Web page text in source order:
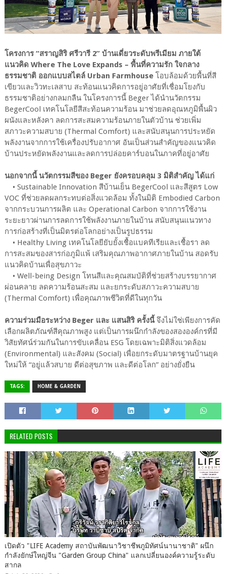
โครงการ “สราญสิริ ศรีวารี 2” บ้านเดี่ยวระดับพรีเมียม ภายใต้
แนวคิด Where The Love Expands – พื้นที่ความรัก ใจกลาง
ธรรมชาติ ออกแบบสไตล์ Urban Farmhouse โอบล้อมด้วยพื้นที่สี
เขียวและวิวทะเลสาบ สะท้อนแนวคิดการอยู่อาศัยที่เชื่อมโยงกับ
ธรรมชาติอย่างกลมกลืน ในโครงการนี้ Beger ได้นำนวัตกรรม
BegerCool เทคโนโลยีสีสะท้อนความร้อน มาช่วยลดอุณหภูมิพื้นผิว
ผนังและหลังคา ลดการสะสมความร้อนภายในตัวบ้าน ช่วยเพิ่ม
สภาวะความสบาย (Thermal Comfort) และสนับสนุนการประหยัด
พลังงานจากการใช้เครื่องปรับอากาศ อันเป็นส่วนสำคัญของแนวคิด
บ้านประหยัดพลังงานและลดการปล่อยคาร์บอนในภาคที่อยู่อาศัย
นอกจากนี้ นวัตกรรมสีของ Beger ยังครอบคลุม 3 มิติสำคัญ ได้แก่
• Sustainable Innovation สีบ้านเย็น BegerCool และสีสูตร Low
VOC ที่ช่วยลดผลกระทบต่อสิ่งแวดล้อม ทั้งในมิติ Embodied Carbon
จากกระบวนการผลิต และ Operational Carbon จากการใช้งาน
ระยะยาวผ่านการลดการใช้พลังงานภายในบ้าน สนับสนุนแนวทาง
การก่อสร้างที่เป็นมิตรต่อโลกอย่างเป็นรูปธรรม
• Healthy Living เทคโนโลยียับยั้งเชื้อแบคทีเรียและเชื้อรา ลด
การสะสมของสารก่อภูมิแพ้ เสริมคุณภาพอากาศภายในบ้าน สอดรับ
แนวคิดบ้านเพื่อสุขภาวะ
• Well-being Design โทนสีและคุณสมบัติที่ช่วยสร้างบรรยากาศ
ผ่อนคลาย ลดความร้อนสะสม และยกระดับสภาวะความสบาย
(Thermal Comfort) เพื่อคุณภาพชีวิตที่ดีในทุกวัน
ความร่วมมือระหว่าง Beger และ แสนสิริ ครั้งนี้ จึงไม่ใช่เพียงการคัด
เลือกผลิตภัณฑ์สีคุณภาพสูง แต่เป็นการผนึกกำลังของสององค์กรที่มี
วิสัยทัศน์ร่วมกันในการขับเคลื่อน ESG โดยเฉพาะมิติสิ่งแวดล้อม
(Environmental) และสังคม (Social) เพื่อยกระดับมาตรฐานบ้านยุค
ใหม่ให้ “อยู่แล้วสบาย ดีต่อสุขภาพ และดีต่อโลก” อย่างยั่งยืน
TAGS: HOME & GARDEN
RELATED POSTS
เปิด​ตัว​ "LIFE Academy สถาบันพัฒนาวิชาชีพภูมิทัศน์นานาชาติ" ผนึก
กำลังยักษ์ใหญ่จีน "Garden Group China" แลกเปลี่ยนองค์ความรู้ระดับ
สากล